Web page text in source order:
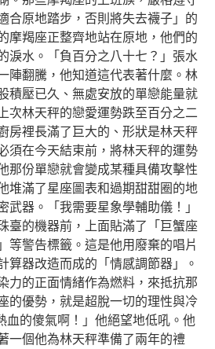
合原地踏步，否則將失去襪子」的
摩羯座正整齊地站在原地，他們的
淚水。「負百分之八十七？」張水
陣翻騰，他知道這代表著什麼。林
積壓已久、無處安放的單戀能量就
次林天秤的戀愛運勢跌至百分之二
房裡長滿了巨大的、形狀是林天秤
須在今天結束前，將林天秤的運勢
那份單戀就會變成某種具備攻擊性
堆滿了星座圖表和過期甜甜圈的地
武器。「我需要星象學輔助儀！」
臺的機器前，上面貼滿了「巨蟹座
等警告標籤。這是他用廢棄的唱片
算器改造而成的「情感調節器」。
力的正面情緒作為燃料，來抵抗那
的優勢，就是超脫一切的理性與冷
的傻氣啊！」他絕望地低吼。他
一個他為林天秤準備了兩年的禮